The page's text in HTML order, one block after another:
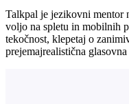
Talkpal je jezikovni mentor
voljo na spletu in mobilnih
tekočnost, klepetaj o
prejemajrealistična